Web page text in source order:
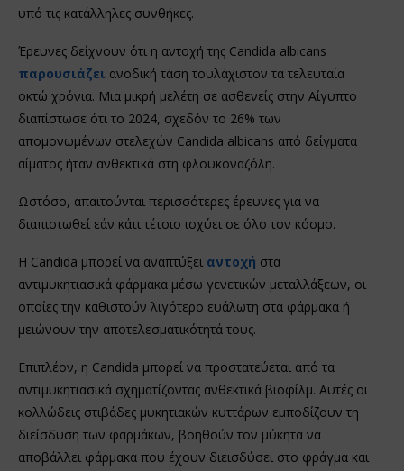
υπό τις κατάλληλες συνθήκες.
Έρευνες δείχνουν ότι η αντοχή της Candida albicans
παρουσιάζει ανοδική τάση τουλάχιστον τα τελευταία
οκτώ χρόνια. Μια μικρή μελέτη σε ασθενείς στην Αίγυπτο
διαπίστωσε ότι το 2024, σχεδόν το 26% των
απομονωμένων στελεχών Candida albicans από δείγματα
αίματος ήταν ανθεκτικά στη φλουκοναζόλη.
Ωστόσο, απαιτούνται περισσότερες έρευνες για να
διαπιστωθεί εάν κάτι τέτοιο ισχύει σε όλο τον κόσμο.
Η Candida μπορεί να αναπτύξει αντοχή στα
αντιμυκητιασικά φάρμακα μέσω γενετικών μεταλλάξεων, οι
οποίες την καθιστούν λιγότερο ευάλωτη στα φάρμακα ή
μειώνουν την αποτελεσματικότητά τους.
Επιπλέον, η Candida μπορεί να προστατεύεται από τα
αντιμυκητιασικά σχηματίζοντας ανθεκτικά βιοφίλμ. Αυτές οι
κολλώδεις στιβάδες μυκητιακών κυττάρων εμποδίζουν τη
διείσδυση των φαρμάκων, βοηθούν τον μύκητα να
αποβάλλει φάρμακα που έχουν διεισδύσει στο φράγμα και